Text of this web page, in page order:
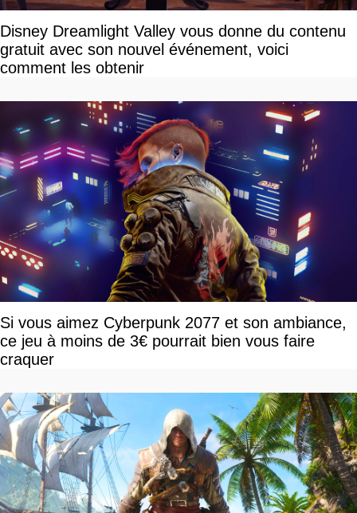
Disney Dreamlight Valley vous donne du contenu
gratuit avec son nouvel événement, voici
comment les obtenir
Si vous aimez Cyberpunk 2077 et son ambiance,
ce jeu à moins de 3€ pourrait bien vous faire
craquer